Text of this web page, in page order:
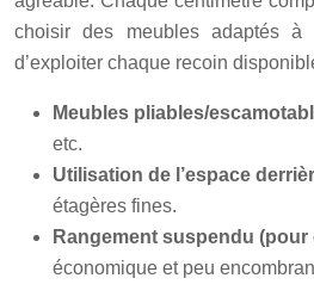
choisir des meubles adaptés
d’exploiter chaque recoin
Meubles pliables/
etc.
Utilisation de l’espace
étagères fines.
Rangement suspendu
économique et peu